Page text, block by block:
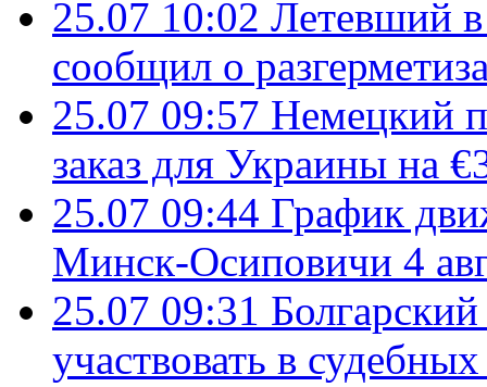
25.07 10:02 Летевший
сообщил о
25.07 09:57 Немецкий
заказ для Украины на
25.07 09:44 График
Минск-Осиповичи 4
25.07 09:31
участвовать в